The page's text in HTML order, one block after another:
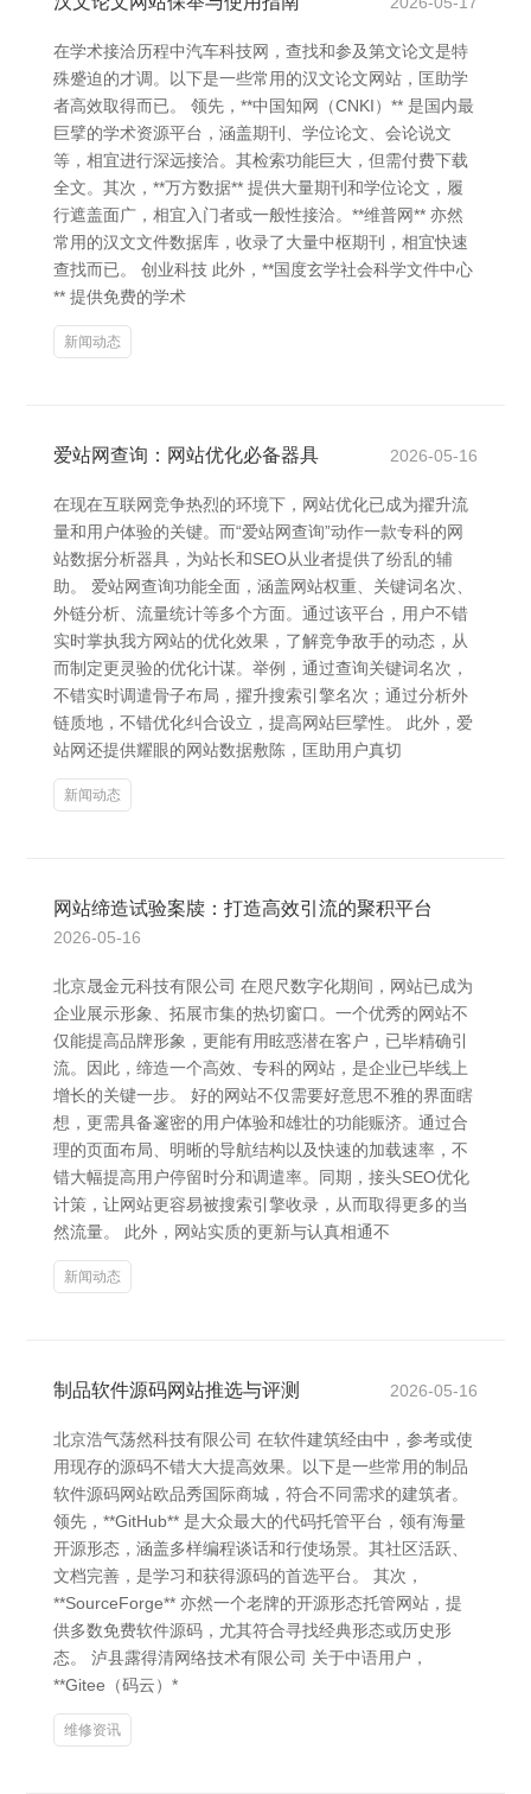
在学术接洽历程中汽车科技网，查找和参及第文论文是特
殊蹙迫的才调。以下是一些常用的汉文论文网站，匡助学
者高效取得而已。 领先，**中国知网（CNKI）** 是国内最
巨擘的学术资源平台，涵盖期刊、学位论文、会论说文
等，相宜进行深远接洽。其检索功能巨大，但需付费下载
全文。其次，**万方数据** 提供大量期刊和学位论文，履
行遮盖面广，相宜入门者或一般性接洽。**维普网** 亦然
常用的汉文文件数据库，收录了大量中枢期刊，相宜快速
查找而已。 创业科技 此外，**国度玄学社会科学文件中心
** 提供免费的学术
新闻动态
爱站网查询：网站优化必备器具 2026-05-16
在现在互联网竞争热烈的环境下，网站优化已成为擢升流
量和用户体验的关键。而“爱站网查询”动作一款专科的网
站数据分析器具，为站长和SEO从业者提供了纷乱的辅
助。 爱站网查询功能全面，涵盖网站权重、关键词名次、
外链分析、流量统计等多个方面。通过该平台，用户不错
实时掌执我方网站的优化效果，了解竞争敌手的动态，从
而制定更灵验的优化计谋。举例，通过查询关键词名次，
不错实时调遣骨子布局，擢升搜索引擎名次；通过分析外
链质地，不错优化纠合设立，提高网站巨擘性。 此外，爱
站网还提供耀眼的网站数据敷陈，匡助用户真切
新闻动态
网站缔造试验案牍：打造高效引流的聚积平台
2026-05-16
北京晟金元科技有限公司 在咫尺数字化期间，网站已成为
企业展示形象、拓展市集的热切窗口。一个优秀的网站不
仅能提高品牌形象，更能有用眩惑潜在客户，已毕精确引
流。因此，缔造一个高效、专科的网站，是企业已毕线上
增长的关键一步。 好的网站不仅需要好意思不雅的界面瞎
想，更需具备邃密的用户体验和雄壮的功能赈济。通过合
理的页面布局、明晰的导航结构以及快速的加载速率，不
错大幅提高用户停留时分和调遣率。同期，接头SEO优化
计策，让网站更容易被搜索引擎收录，从而取得更多的当
然流量。 此外，网站实质的更新与认真相通不
新闻动态
制品软件源码网站推选与评测 2026-05-16
北京浩气荡然科技有限公司 在软件建筑经由中，参考或使
用现存的源码不错大大提高效果。以下是一些常用的制品
软件源码网站欧品秀国际商城，符合不同需求的建筑者。
领先，**GitHub** 是大众最大的代码托管平台，领有海量
开源形态，涵盖多样编程谈话和行使场景。其社区活跃、
文档完善，是学习和获得源码的首选平台。 其次，
**SourceForge** 亦然一个老牌的开源形态托管网站，提
供多数免费软件源码，尤其符合寻找经典形态或历史形
态。 泸县露得清网络技术有限公司 关于中语用户，
**Gitee（码云）*
维修资讯